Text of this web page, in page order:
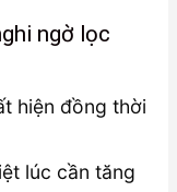
ngờ lọc
hiện đồng thời
lúc cần tăng